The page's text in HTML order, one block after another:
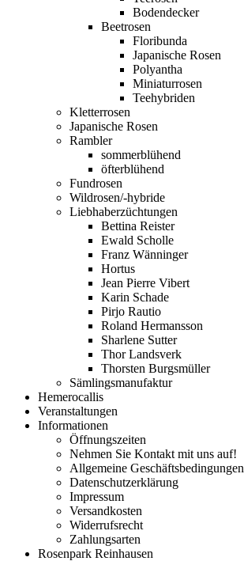
Bodendecker
Beetrosen
Floribunda
Japanische Rosen
Polyantha
Miniaturrosen
Teehybriden
Kletterrosen
Japanische Rosen
Rambler
sommerblühend
öfterblühend
Fundrosen
Wildrosen/-hybride
Liebhaberzüchtungen
Bettina Reister
Ewald Scholle
Franz Wänninger
Hortus
Jean Pierre Vibert
Karin Schade
Pirjo Rautio
Roland Hermansson
Sharlene Sutter
Thor Landsverk
Thorsten Burgsmüller
Sämlingsmanufaktur
Hemerocallis
Veranstaltungen
Informationen
Öffnungszeiten
Nehmen Sie Kontakt mit uns auf!
Allgemeine Geschäftsbedingungen
Datenschutzerklärung
Impressum
Versandkosten
Widerrufsrecht
Zahlungsarten
Rosenpark Reinhausen